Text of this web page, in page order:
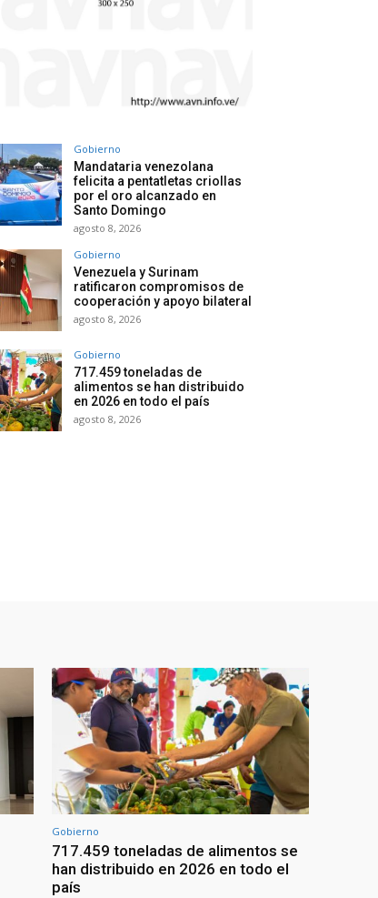
Gobierno
Mandataria venezolana
felicita a pentatletas criollas
por el oro alcanzado en
Santo Domingo
agosto 8, 2026
Gobierno
Venezuela y Surinam
ratificaron compromisos de
cooperación y apoyo bilateral
agosto 8, 2026
Gobierno
717.459 toneladas de
alimentos se han distribuido
en 2026 en todo el país
agosto 8, 2026
Gobierno
717.459 toneladas de alimentos se
han distribuido en 2026 en todo el
país